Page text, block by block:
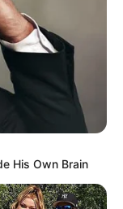
Probieren
der Vielfalt
Guten
His Own Brain